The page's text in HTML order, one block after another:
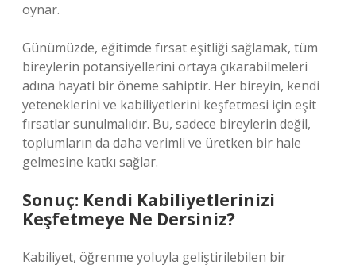
oynar.
Günümüzde, eğitimde fırsat eşitliği sağlamak, tüm
bireylerin potansiyellerini ortaya çıkarabilmeleri
adına hayati bir öneme sahiptir. Her bireyin, kendi
yeteneklerini ve kabiliyetlerini keşfetmesi için eşit
fırsatlar sunulmalıdır. Bu, sadece bireylerin değil,
toplumların da daha verimli ve üretken bir hale
gelmesine katkı sağlar.
Sonuç: Kendi Kabiliyetlerinizi
Keşfetmeye Ne Dersiniz?
Kabiliyet, öğrenme yoluyla geliştirilebilen bir